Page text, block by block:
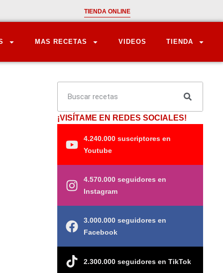
TIENDA ONLINE
MAS RECETAS VIDEOS TIENDA
¡VISÍTAME EN REDES SOCIALES!
4.240.000 suscriptores en
Youtube
4.570.000 seguidores en
Instagram
3.000.000 seguidores en
Facebook
2.300.000 seguidores en TikTok